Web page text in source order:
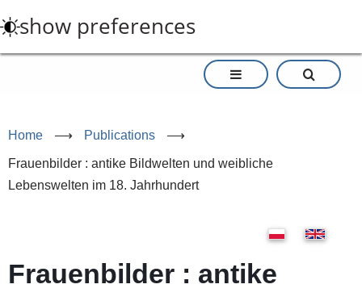
to
main
show preferences
Home ⟶ Publications ⟶
Frauenbilder : antike Bildwelten und weibliche
Lebenswelten im 18. Jahrhundert
Frauenbilder : antike